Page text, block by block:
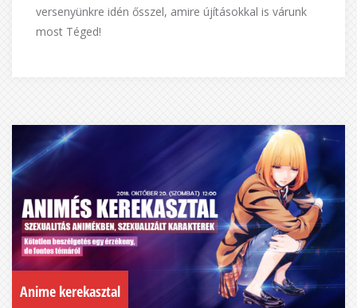
versenyünkre idén ősszel, amire újításokkal is várunk
most Téged!
Anime kerekasztal